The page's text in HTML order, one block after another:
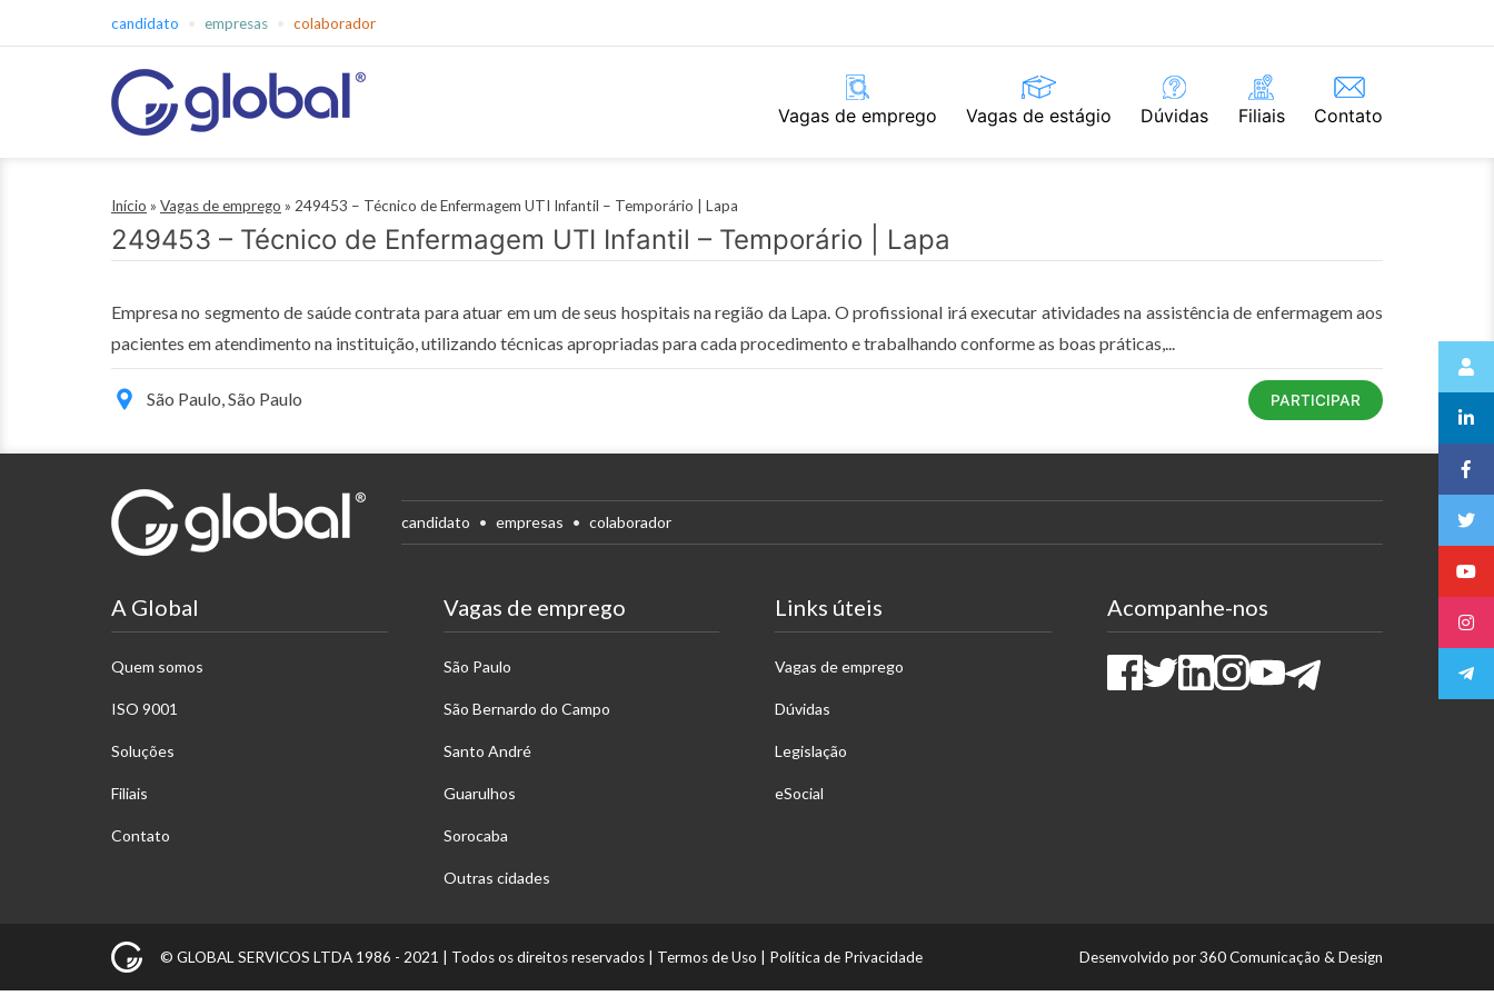
para
candidato empresas colaborador
Empregos
Vagas de emprego Vagas de estágio Dúvidas Filiais Contato
Início » Vagas de emprego » 249453 – Técnico de Enfermagem UTI Infantil – Temporário | Lapa
249453 – Técnico de Enfermagem UTI Infantil – Temporário | Lapa
Empresa no segmento de saúde contrata para atuar em um de seus hospitais na região da Lapa. O profissional irá executar atividades na assistência de enfermagem aos
pacientes em atendimento na instituição, utilizando técnicas apropriadas para cada procedimento e trabalhando conforme as boas práticas,...
São Paulo, São Paulo PARTICIPAR
candidato empresas colaborador
A Global
Quem somos
ISO 9001
Soluções
Filiais
Contato
Vagas de emprego
São Paulo
São Bernardo do Campo
Santo André
Guarulhos
Sorocaba
Outras cidades
Links úteis
Vagas de emprego
Dúvidas
Legislação
eSocial
Acompanhe-nos
Facebook
TwitterLinkedIn
Instagram
YoutubeTelegram
© GLOBAL SERVICOS LTDA 1986 - 2021 | Todos os direitos reservados Termos de Uso Política de Privacidade Desenvolvido por 360 Comunicação & Design